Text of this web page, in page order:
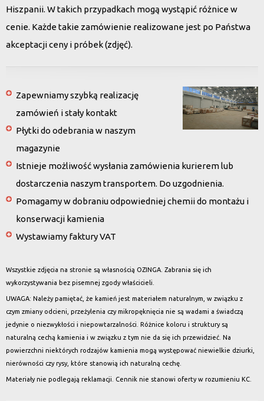
Hiszpanii. W takich przypadkach mogą wystąpić różnice w
cenie. Każde takie zamówienie realizowane jest po Państwa
akceptacji ceny i próbek (zdjęć).
Zapewniamy szybką realizację
zamówień i stały kontakt
Płytki do odebrania w naszym
magazynie
Istnieje możliwość wysłania zamówienia kurierem lub
dostarczenia naszym transportem. Do uzgodnienia.
Pomagamy w dobraniu odpowiedniej chemii do montażu i
konserwacji kamienia
Wystawiamy faktury VAT
Wszystkie zdjęcia na stronie są własnością OZINGA. Zabrania się ich
wykorzystywania bez pisemnej zgody właścicieli.
UWAGA: Należy pamiętać, że kamień jest materiałem naturalnym, w związku z
czym zmiany odcieni, przeżylenia czy mikropęknięcia nie są wadami a świadczą
jedynie o niezwykłości i niepowtarzalności. Różnice koloru i struktury są
naturalną cechą kamienia i w związku z tym nie da się ich przewidzieć. Na
powierzchni niektórych rodzajów kamienia mogą występować niewielkie dziurki,
nierówności czy rysy, które stanowią ich naturalną cechę.
Materiały nie podlegają reklamacji. Cennik nie stanowi oferty w rozumieniu KC.